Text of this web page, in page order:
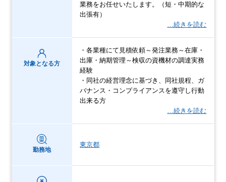
業務をお任せいたします。（短・中期的な
出張有）
…続きを読む
対象となる方
・各業種にて見積依頼～発注業務～在庫・
出庫・納期管理～検収の資機材の調達実務
経験
・同社の経営理念に基づき、同社規程、ガ
バナンス・コンプライアンスを遵守し行動
出来る方
…続きを読む
勤務地
東京都